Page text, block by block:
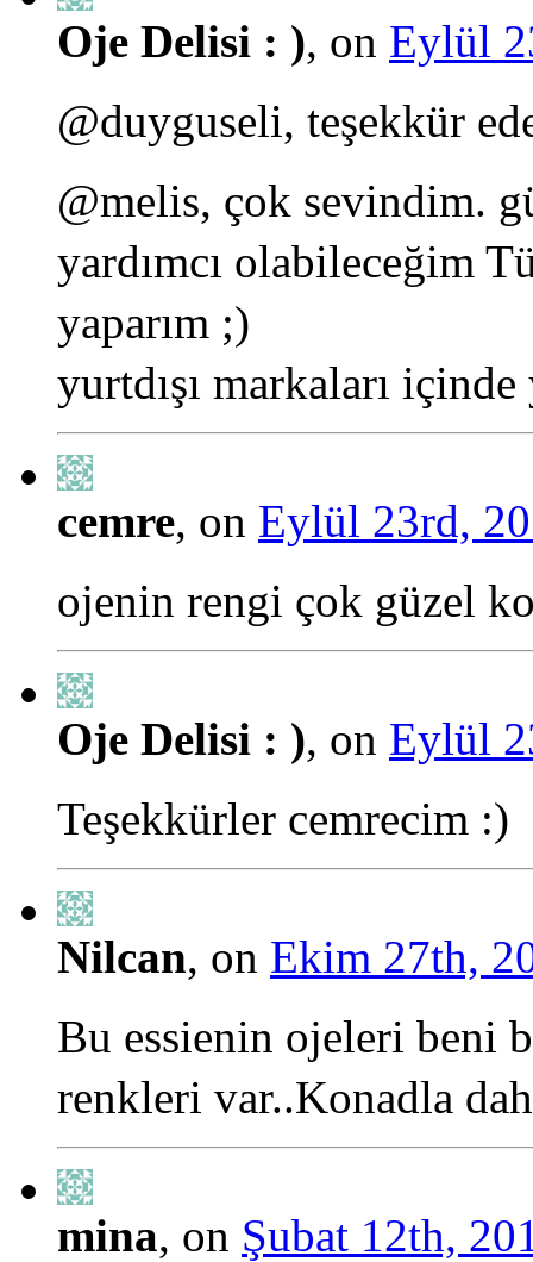
Oje Delisi : ), on Eylül
@duyguseli, teşekkür
@melis, çok sevindim.
yardımcı olabileceğim
yaparım ;)
yurtdışı markaları
cemre, on Eylül 23rd,
ojenin rengi çok güzel
Oje Delisi : ), on Eylül
Teşekkürler cemrecim :)
Nilcan, on Ekim 27th,
Bu essienin ojeleri beni
renkleri var..Konadla
mina, on Şubat 12th,